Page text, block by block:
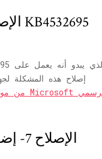
إصلاح هذه المشكلة
الإصلاح 7- إضافة إذن النظام إلى مجلد